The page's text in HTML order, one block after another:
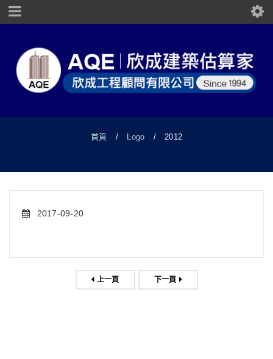
首頁 / Logo / 2012
2017-09-20
上一頁 下一頁